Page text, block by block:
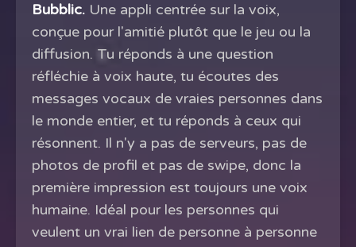
Bubblic. Une appli centrée sur la voix,
conçue pour l'amitié plutôt que le jeu ou la
diffusion. Tu réponds à une question
réfléchie à voix haute, tu écoutes des
messages vocaux de vraies personnes dans
le monde entier, et tu réponds à ceux qui
résonnent. Il n'y a pas de serveurs, pas de
photos de profil et pas de swipe, donc la
première impression est toujours une voix
humaine. Idéal pour les personnes qui
veulent un vrai lien de personne à personne